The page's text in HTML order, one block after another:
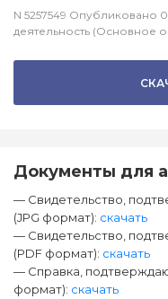
N 5257549 Опубликовано
деятельность (Основное
Документы для
— Свидетельство,
(JPG формат): скачать
— Свидетельство,
(PDF формат): скачать
— Справка,
формат): скачать